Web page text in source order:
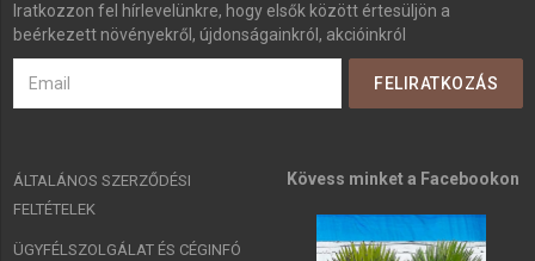
Iratkozzon fel hírlevelünkre, hogy elsők között értesüljön a
beérkezett növényekről, újdonságainkról, akcióinkról
ÁLTALÁNOS SZERZŐDÉSI
FELTÉTELEK
ÜGYFÉLSZOLGÁLAT ÉS CÉGINFÓ
Kövess minket a Facebookon